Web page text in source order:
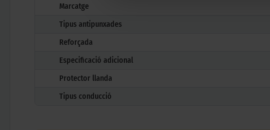
Marcatge
Tipus antipunxades
Reforçada
Especificació adicional
Protector llanda
Tipus conducció